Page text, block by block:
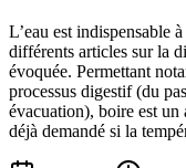
L’eau est indispensable
différents articles sur la
évoquée. Permettant
processus digestif (du
évacuation), boire est un
déjà demandé si la